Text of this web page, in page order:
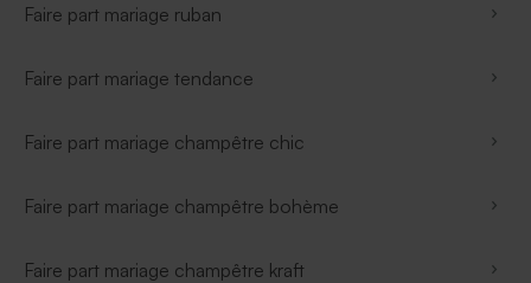
Faire part mariage ruban
Faire part mariage tendance
Faire part mariage champêtre chic
Faire part mariage champêtre bohème
Faire part mariage champêtre kraft